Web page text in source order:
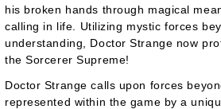
his broken hands through magical
calling in life. Utilizing mystic forces
understanding, Doctor Strange now
the Sorcerer Supreme!
Doctor Strange calls upon forces
represented within the game by a